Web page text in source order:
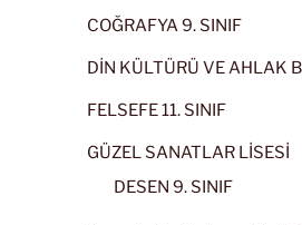
COĞRAFYA 9. SINIF
DİN KÜLTÜRÜ VE AHLAK
FELSEFE 11. SINIF
GÜZEL SANATLAR LİSESİ
DESEN 9. SINIF